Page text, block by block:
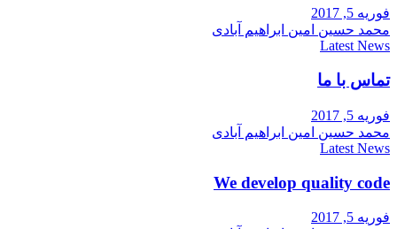
فوریه 5, 2017
محمد حسین امین ابراهیم آبادی
Latest News
تماس با ما
فوریه 5, 2017
محمد حسین امین ابراهیم آبادی
Latest News
We develop quality code
فوریه 5, 2017